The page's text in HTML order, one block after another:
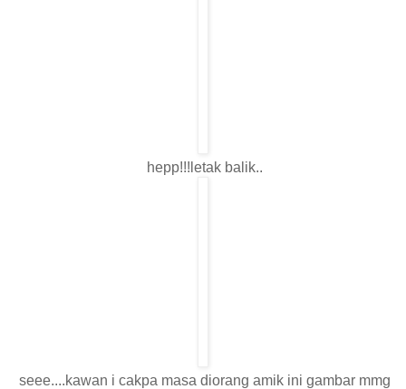
hepp!!!letak balik..
seee....kawan i cakpa masa diorang amik ini gambar mmg